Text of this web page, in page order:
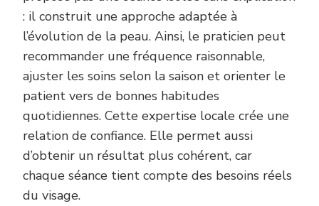
: il construit une approche adaptée à
l’évolution de la peau. Ainsi, le praticien peut
recommander une fréquence raisonnable,
ajuster les soins selon la saison et orienter le
patient vers de bonnes habitudes
quotidiennes. Cette expertise locale crée une
relation de confiance. Elle permet aussi
d’obtenir un résultat plus cohérent, car
chaque séance tient compte des besoins réels
du visage.